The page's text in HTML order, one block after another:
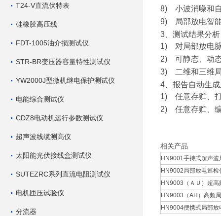
T24-V直流伏特表
硅橡胶高压线
FDT-1005油介损测试仪
STR-BR变压器容量特性测试仪
YW2000J型微机继电保护测试仪
电能综合测试仪
CDZ8电动机运行参数测试仪
超声波线缆测高仪
太阳能光伏接线盒测试仪
SUTEZRC系列直流电阻测试仪
电机匝压试验仪
分流器
8)
小波消噪和
9)
局部放电智
3 、测试结果分析
1)
对局部放电
2)
可静态、动
3)
二维和三维
4 、报告自动生
1)
任意存贮、
2)
任意存贮、
相关产品
HN9001手持式超声
HN9002局部放电巡
HN9003（ＡＵ）超
HN9003（AH）高频
HN9004便携式局部